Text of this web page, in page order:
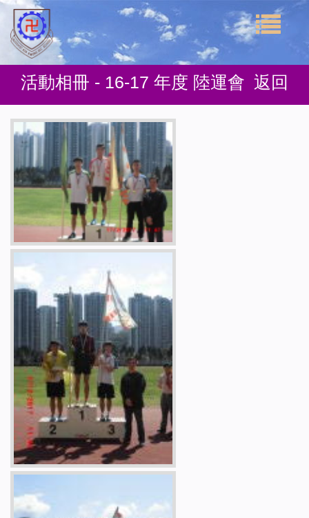
活動相冊 - 16-17 年度 陸運會 返回